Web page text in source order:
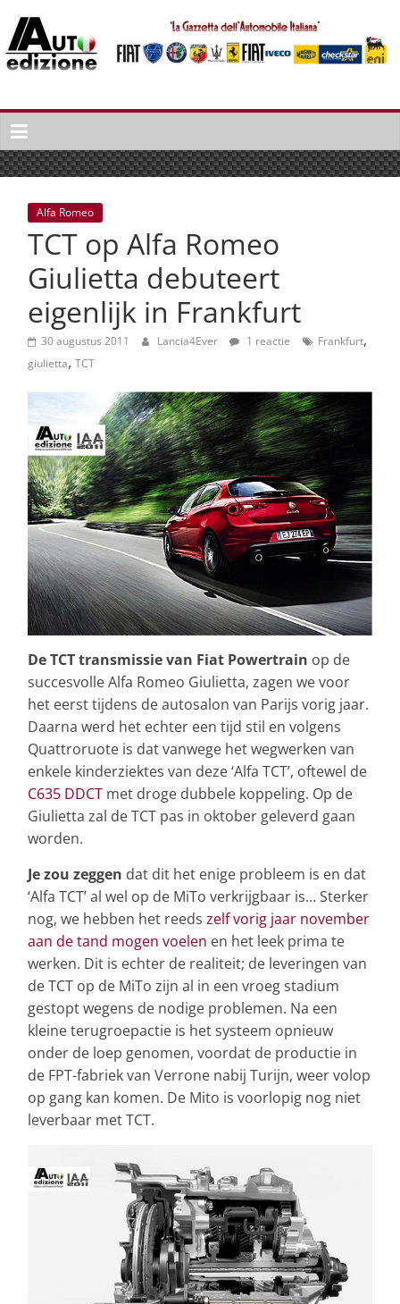
naar
inhoud
Auto
Edizione
La
Gazetta
dell'Automobile
Italiana
Italiaans
autonieuws
lifestyle
Alfa Romeo
TCT op Alfa Romeo
Giulietta debuteert
eigenlijk in Frankfurt
30 augustus 2011 Lancia4Ever 1 reactie Frankfurt,
giulietta, TCT
De TCT transmissie van Fiat Powertrain op de
succesvolle Alfa Romeo Giulietta, zagen we voor
het eerst tijdens de autosalon van Parijs vorig jaar.
Daarna werd het echter een tijd stil en volgens
Quattroruote is dat vanwege het wegwerken van
enkele kinderziektes van deze ‘Alfa TCT’, oftewel de
C635 DDCT met droge dubbele koppeling. Op de
Giulietta zal de TCT pas in oktober geleverd gaan
worden.
Je zou zeggen dat dit het enige probleem is en dat
‘Alfa TCT’ al wel op de MiTo verkrijgbaar is… Sterker
nog, we hebben het reeds zelf vorig jaar november
aan de tand mogen voelen en het leek prima te
werken. Dit is echter de realiteit; de leveringen van
de TCT op de MiTo zijn al in een vroeg stadium
gestopt wegens de nodige problemen. Na een
kleine terugroepactie is het systeem opnieuw
onder de loep genomen, voordat de productie in
de FPT-fabriek van Verrone nabij Turijn, weer volop
op gang kan komen. De Mito is voorlopig nog niet
leverbaar met TCT.